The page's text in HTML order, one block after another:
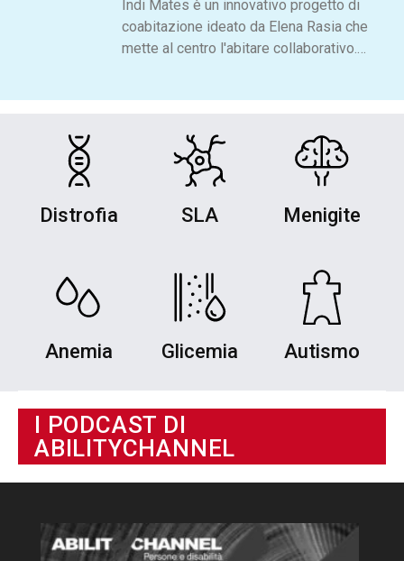
Indi Mates è un innovativo progetto di
coabitazione ideato da Elena Rasia che
mette al centro l'abitare collaborativo.
Distrofia SLA Menigite
Anemia Glicemia Autismo
I PODCAST DI
ABILITYCHANNEL